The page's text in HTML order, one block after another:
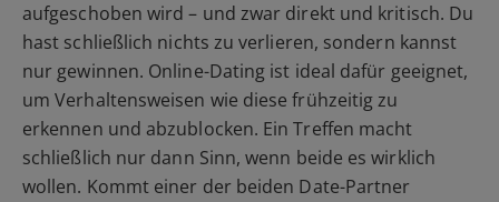
aufgeschoben wird – und zwar direkt und kritisch. Du
hast schließlich nichts zu verlieren, sondern kannst
nur gewinnen. Online-Dating ist ideal dafür geeignet,
um Verhaltensweisen wie diese frühzeitig zu
erkennen und abzublocken. Ein Treffen macht
schließlich nur dann Sinn, wenn beide es wirklich
wollen. Kommt einer der beiden Date-Partner